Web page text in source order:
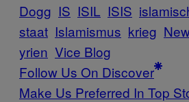
Dogg IS ISIL ISIS
staat Islamismus krieg
yrien Vice Blog
Follow Us On Discover
Make Us Preferred In Top